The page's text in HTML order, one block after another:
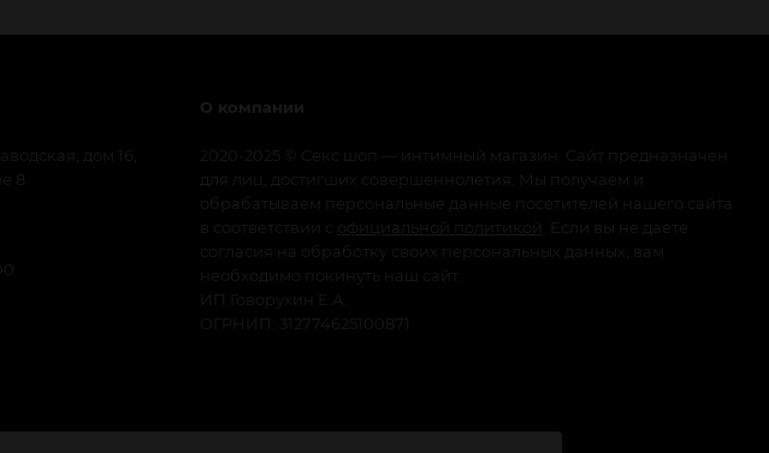
дом 16,
8
О компании
2020-2025 © Секс шоп — интимный магазин. Сайт предназначен
для лиц, достигших совершеннолетия. Мы получаем и
обрабатываем персональные данные посетителей нашего сайта
официальной политикой
. Если вы не даете
согласия на обработку своих персональных данных, вам
необходимо покинуть наш сайт.
ИП Говорухин Е.А.
ОГРНИП: 312774625100871